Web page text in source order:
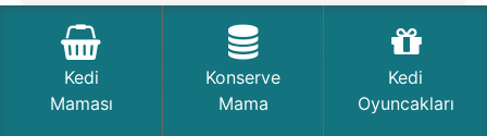
Wanpy Yetişkin Kedi Mamasıyla Sağlık ve
Beslenme Sorunlarına Çözüm
Kedi
Maması
Konserve
Mama
Kedi
Oyuncakları